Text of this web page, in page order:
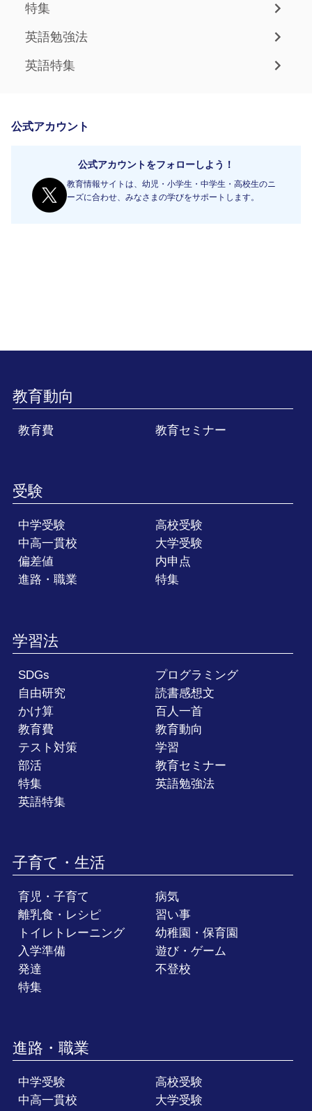
特集
英語勉強法
英語特集
公式アカウント
公式アカウントをフォローしよう！
教育情報サイトは、幼児・小学生・中学生・高校生のニ
ーズに合わせ、みなさまの学びをサポートします。
教育動向
教育費 教育セミナー
受験
中学受験
高校受験
中高一貫校
大学受験
偏差値
内申点
進路・職業
特集
学習法
SDGs
プログラミング
自由研究
読書感想文
かけ算
百人一首
教育費
教育動向
テスト対策
学習
部活
教育セミナー
特集
英語勉強法
英語特集
子育て・生活
育児・子育て
病気
離乳食・レシピ
習い事
トイレトレーニング
幼稚園・保育園
入学準備
遊び・ゲーム
発達
不登校
特集
進路・職業
中学受験
高校受験
中高一貫校
大学受験